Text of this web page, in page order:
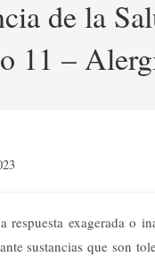
de la
11 –
respuesta exagerada o
sustancias que son